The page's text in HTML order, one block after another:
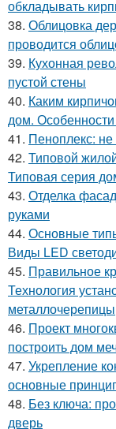
обкладывать
38. Облицовка
проводится
39. Кухонная
пустой стены
40. Каким
дом. Особенности
41. Пеноплекс: не
42. Типовой
Типовая серия
43. Отделка
руками
44. Основные
Виды LED
45. Правильное
Технология
металлочерепицы
46. Проект
построить дом
47. Укрепление
основные
48. Без ключа:
дверь